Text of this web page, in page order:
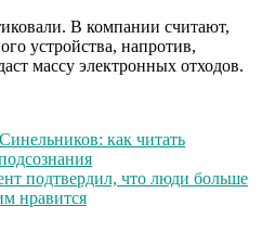
В компании считают,
устройства, напротив,
массу электронных отходов.
как читать
подтвердил, что люди больше
нравится